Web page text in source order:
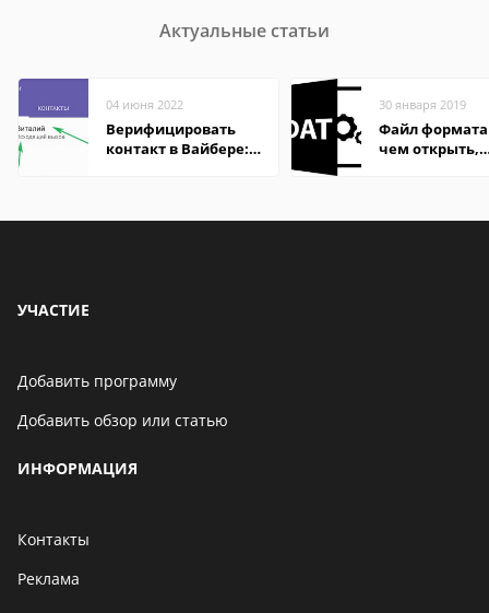
Актуальные статьи
04 июня 2022
Верифицировать
контакт в Вайбере:
30 января 2019
Файл формата
чем открыть,
УЧАСТИЕ
Добавить программу
Добавить обзор или статью
ИНФОРМАЦИЯ
Контакты
Реклама